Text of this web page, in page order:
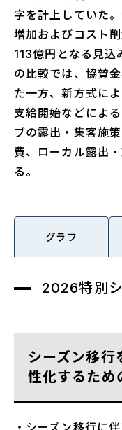
字を計上していた
増加およびコスト
113億円となる見
の比較では、協賛
た一方、新方式に
支給開始などによ
ブの露出・集客施
費、ローカル露出
る。
グラフ
2026特別
シーズン移行
性化するため
・シーズン移行に